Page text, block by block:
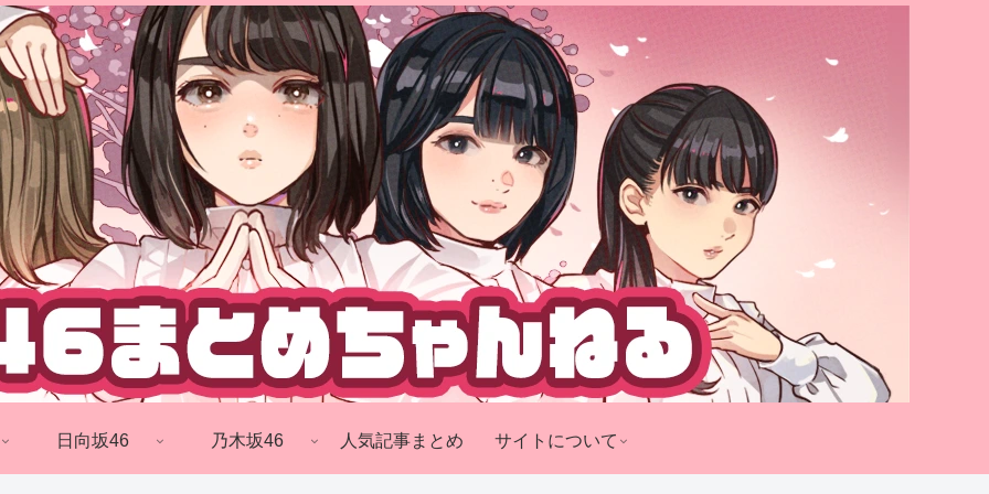
日向坂46 乃木坂46 人気記事まとめ サイトについて